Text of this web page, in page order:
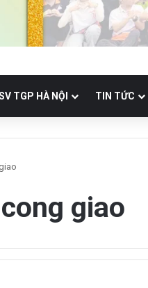
TGP HÀ NỘI TIN TỨC
giao